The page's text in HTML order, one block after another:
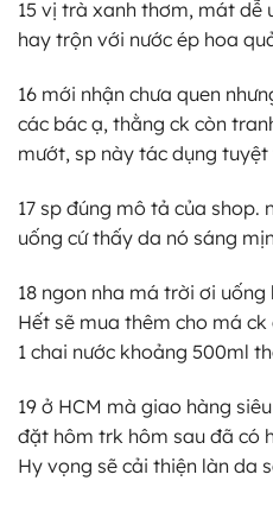
15 vị trà xanh thơm, mát dễ
hay trộn với nước ép hoa
16 mới nhận chưa quen
các bác ạ, thằng ck còn
mướt, sp này tác dụng tuyệt
17 sp đúng mô tả của shop.
uống cứ thấy da nó sáng
18 ngon nha má trời ơi
Hết sẽ mua thêm cho má
1 chai nước khoảng 500ml
19 ở HCM mà giao hàng
đặt hôm trk hôm sau đã có
Hy vọng sẽ cải thiện làn da